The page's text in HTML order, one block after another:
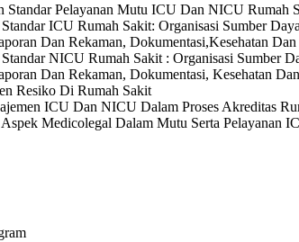
Standar Pelayanan Mutu ICU Dan NICU Rumah
ICU Rumah Sakit: Organisasi Sumber
Dan Rekaman, Dokumentasi,Kesehatan
NICU Rumah Sakit : Organisasi Sumber
Dan Rekaman, Dokumentasi, Kesehatan
Resiko Di Rumah Sakit
ICU Dan NICU Dalam Proses Akreditas
Aspek Medicolegal Dalam Mutu Serta Pelayanan